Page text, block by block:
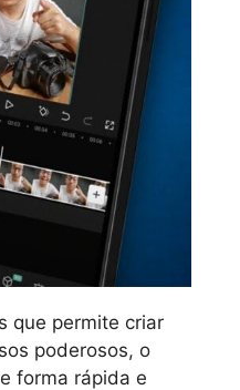
que permite criar
poderosos, o
forma rápida e